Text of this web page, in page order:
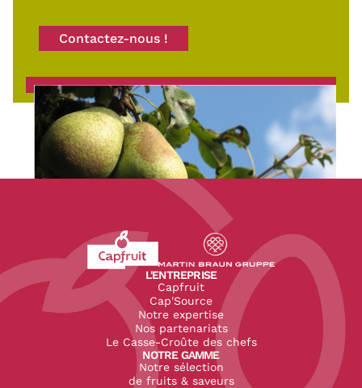
Contactez-nous !
Revenir à l'accueil du site CapFruit.com
Voir le site du groupe
L'ENTREPRISE
Capfruit
Cap'Source
Notre expertise
Nos partenariats
Le Casse-Croûte des chefs
NOTRE GAMME
Notre sélection
de fruits & saveurs